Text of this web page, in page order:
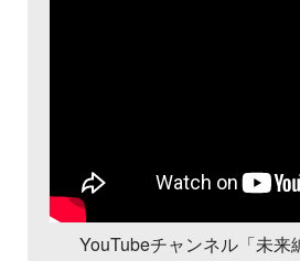
YouTubeチャンネル「未来